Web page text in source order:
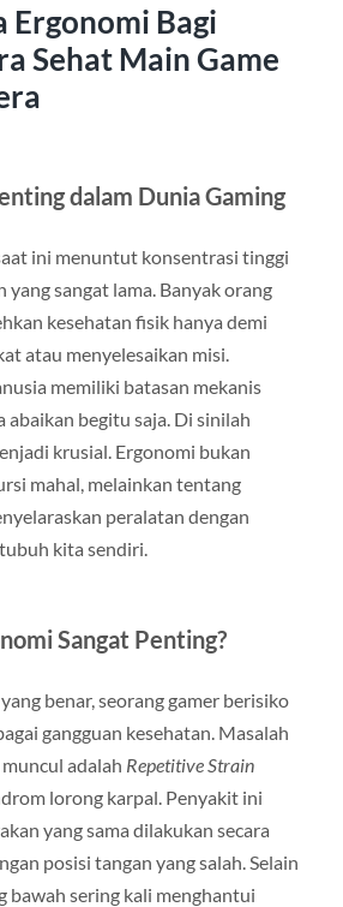
Ergonomi Bagi
Sehat Main Game
dalam Dunia Gaming
ini menuntut konsentrasi tinggi
yang sangat lama. Banyak orang
kesehatan fisik hanya demi
atau menyelesaikan misi.
memiliki batasan mekanis
abaikan begitu saja. Di sinilah
krusial. Ergonomi bukan
mahal, melainkan tentang
peralatan dengan
kita sendiri.
Sangat Penting?
benar, seorang gamer berisiko
gangguan kesehatan. Masalah
adalah Repetitive Strain
lorong karpal. Penyakit ini
yang sama dilakukan secara
posisi tangan yang salah. Selain
bawah sering kali menghantui